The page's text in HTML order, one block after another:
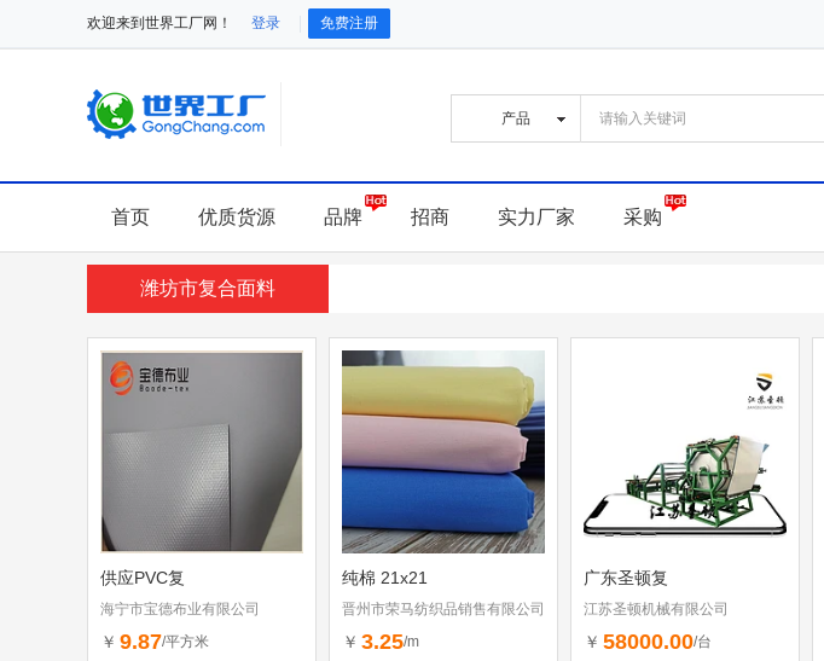
欢迎来到世界工厂网！ 登录 免费注册
首页 优质货源 品牌 招商 实力厂家 采购
潍坊市复合面料
供应PVC复
海宁市宝德布业有限公司
￥ 9.87/平方米
纯棉 21x21
晋州市荣马纺织品销售有限公司
￥ 3.25/m
广东圣顿复
江苏圣顿机械有限公司
￥ 58000.00/台